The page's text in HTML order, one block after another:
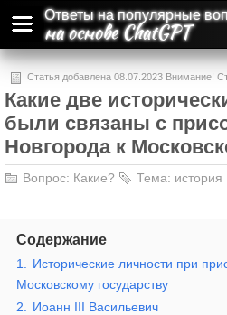
Ответы на популярные
на основе ChatGPT
Статья добавлена 08.07.2023 Внимание!
и может содержать ошибки и неточности.
Какие две
были связаны с
Новгорода к
Вопрос: Какие? Тема: история
Содержание
1.
Исторические личности при
Московскому государству
2.
Иоанн III Васильевич